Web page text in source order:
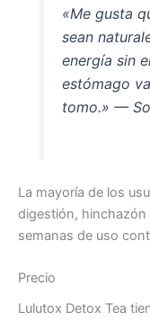
«Me gusta
sean
energía sin
estómago
tomo.» —
La mayoría de los
digestión, hinchazón
semanas de uso
Precio
Lulutox Detox Tea